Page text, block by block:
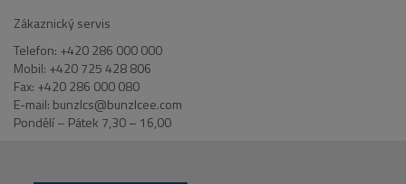
Zákaznický servis
Telefon: +420 286 000 000
Mobil: +420 725 428 806
Fax: +420 286 000 080
E-mail: bunzlcs@bunzlcee.com
Pondělí – Pátek 7,30 – 16,00